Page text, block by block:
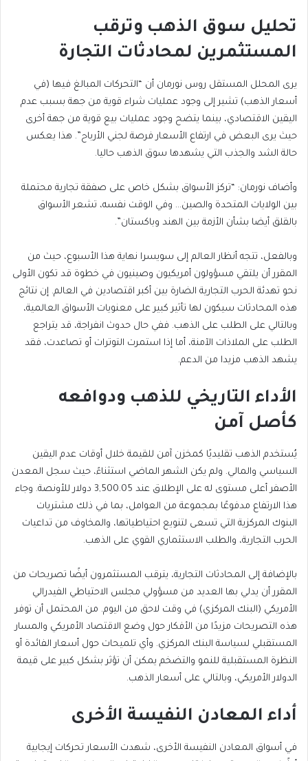
تحليل سوق الذهب وترقب
المستثمرين لمحادثات التجارة
يرى المحلل المستقل روس نورمان أن “التحركات المبالغ فيها (في
أسعار الذهب) تشير إلى وجود عمليات شراء قوية من جهة بسبب عدم
اليقين الاقتصادي، بينما يتضح وجود عمليات بيع قوية من جهة أخرى
حيث يرى البعض في ارتفاع الأسعار فرصة لجني الأرباح”. هذا يعكس
حالة الشد والجذب التي يشهدها سوق الذهب حاليا.
وأضاف نورمان: “تركز الأسواق بشكل خاص على صفقة تجارية محتملة
بين الولايات المتحدة والصين… وفي الوقت نفسه، تشعر الأسواق
بالقلق أيضا بشأن الأزمة بين الهند وباكستان”.
وبالفعل، تتجه أنظار العالم إلى سويسرا نهاية هذا الأسبوع، حيث من
المقرر أن يلتقي مسؤولون أمريكيون وصينيون في خطوة قد تكون الأولى
نحو تهدئة الحرب التجارية الضارة بين أكبر اقتصادين في العالم. إن نتائج
هذه المحادثات سيكون لها تأثير كبير على معنويات الأسواق العالمية،
وبالتالي على الطلب على الذهب. ففي حال حدوث انفراجة، قد يتراجع
الطلب على الملاذات الآمنة، أما إذا استمرت التوترات أو تصاعدت، فقد
يشهد الذهب مزيدا من الدعم.
الأداء التاريخي للذهب ودوافعه
كأصل آمن
يُستخدم الذهب تقليديًا كمخزن آمن للقيمة خلال أوقات عدم اليقين
السياسي والمالي. ولم يكن الشهر الماضي استثناءً، حيث سجل المعدن
الأصفر أعلى مستوى له على الإطلاق عند 3,500.05 دولار للأونصة. وجاء
هذا الارتفاع مدفوعًا بمجموعة من العوامل، بما في ذلك مشتريات
البنوك المركزية التي تسعى لتنويع احتياطياتها، والمخاوف من تداعيات
الحرب التجارية، والطلب الاستثماري القوي على الذهب.
بالإضافة إلى المحادثات التجارية، يترقب المستثمرون أيضًا تصريحات من
المقرر أن يدلي بها العديد من مسؤولي مجلس الاحتياطي الفيدرالي
الأمريكي (البنك المركزي) في وقت لاحق من اليوم. من المحتمل أن توفر
هذه التصريحات مزيدًا من الأفكار حول وضع الاقتصاد الأمريكي والمسار
المستقبلي لسياسة البنك المركزي. وأي تلميحات حول أسعار الفائدة أو
النظرة المستقبلية للنمو والتضخم يمكن أن تؤثر بشكل كبير على قيمة
الدولار الأمريكي، وبالتالي على أسعار الذهب.
أداء المعادن النفيسة الأخرى
في أسواق المعادن النفيسة الأخرى، شهدت الأسعار تحركات إيجابية